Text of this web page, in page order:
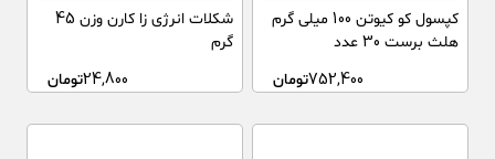
کپسول کو کیوتن 100 میلی گرم
هلث برست 30 عدد
752,400تومان
شکلات انرژی زا کارن وزن 45
گرم
24,800تومان